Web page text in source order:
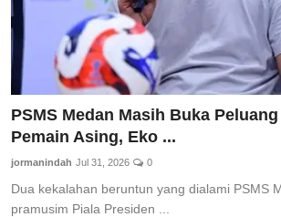
PSMS Medan Masih Buka
Pemain Asing, Eko ...
jormanindah Jul 31, 2026 0
Dua kekalahan beruntun yang dialami PSMS
pramusim Piala Presiden ...